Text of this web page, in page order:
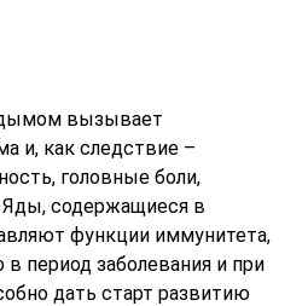
вызывает
и, как следствие –
головные боли,
Яды, содержащиеся в
функции иммунитета,
период заболевания и при
дать старт развитию